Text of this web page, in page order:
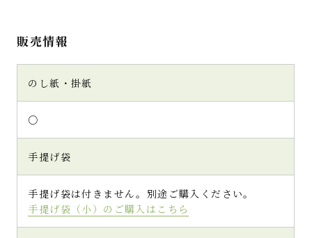
販売情報
のし紙・掛紙
○
手提げ袋
手提げ袋は付きません。別途ご購入ください。
手提げ袋（小）のご購入はこちら